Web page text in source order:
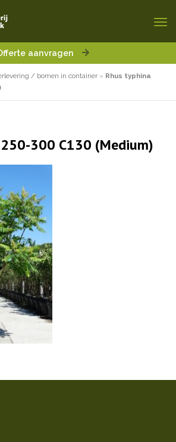
aanvragen
/ bomen in container » Rhus typhina
300 C130 (Medium)